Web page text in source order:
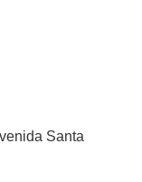
Santa